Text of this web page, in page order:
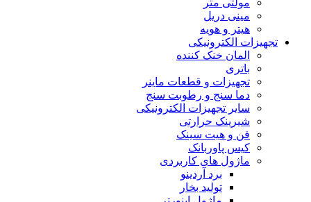
مولتی متر
مینی دریل
هیتر و هویه
تجهیزات الکترونیکی
المان خنک کننده
باتری
تجهیزات و قطعات ماینر
دما سنج و رطوبت سنج
سایر تجهیزات الکترونیکی
شیرینک حرارتی
فن و هیت سینک
کیس پاوربانک
ماژول های کاربردی
برد آردینو
تولید بخار